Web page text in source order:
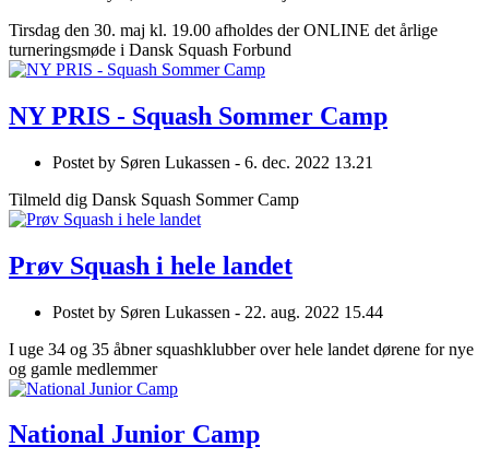
Tirsdag den 30. maj kl. 19.00 afholdes der ONLINE det årlige
turneringsmøde i Dansk Squash Forbund
NY PRIS - Squash Sommer Camp
Postet by Søren Lukassen - 6. dec. 2022 13.21
Tilmeld dig Dansk Squash Sommer Camp
Prøv Squash i hele landet
Postet by Søren Lukassen - 22. aug. 2022 15.44
I uge 34 og 35 åbner squashklubber over hele landet dørene for nye
og gamle medlemmer
National Junior Camp